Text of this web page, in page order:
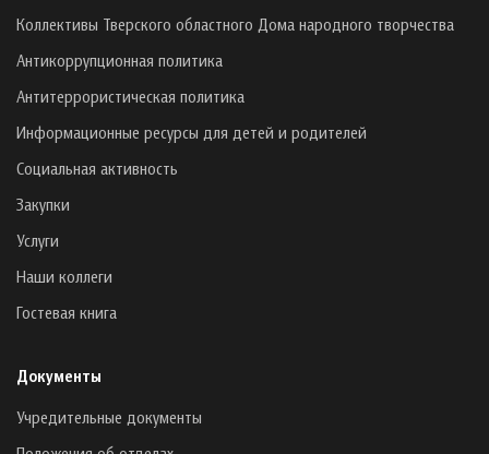
Коллективы Тверского областного Дома народного творчества
Антикоррупционная политика
Антитеррористическая политика
Информационные ресурсы для детей и родителей
Социальная активность
Закупки
Услуги
Наши коллеги
Гостевая книга
Документы
Учредительные документы